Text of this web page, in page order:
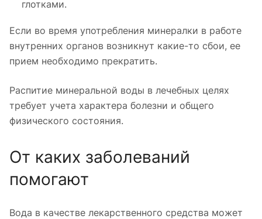
глотками.
Если во время употребления минералки в работе
внутренних органов возникнут какие-то сбои, ее
прием необходимо прекратить.
Распитие минеральной воды в лечебных целях
требует учета характера болезни и общего
физического состояния.
От каких заболеваний
помогают
Вода в качестве лекарственного средства может